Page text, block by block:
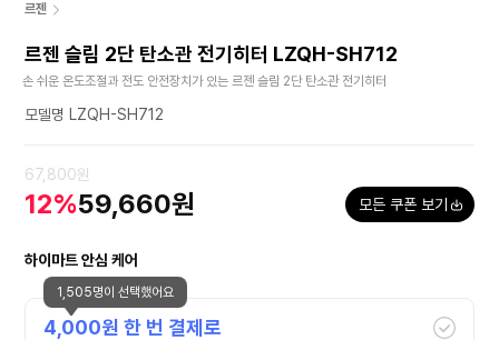
르젠
르젠 슬림 2단 탄소관 전기히터 LZQH-SH712
손 쉬운 온도조절과 전도 안전장치가 있는 르젠 슬림 2단 탄소관 전기히터
모델명 LZQH-SH712
67,800원
12%59,660원 모든 쿠폰 보기
하이마트 안심 케어
4,000원 한 번 결제로
1,505명이 선택했어요